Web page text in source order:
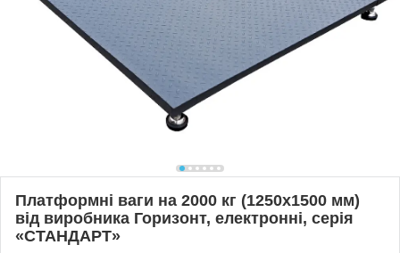
Платформні ваги на 2000 кг (1250х1500 мм)
від виробника Горизонт, електронні, серія
«СТАНДАРТ»